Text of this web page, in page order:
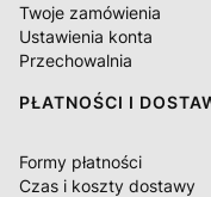
Twoje zamówienia
Ustawienia konta
Przechowalnia
PŁATNOŚCI I
Formy płatności
Czas i koszty dostawy